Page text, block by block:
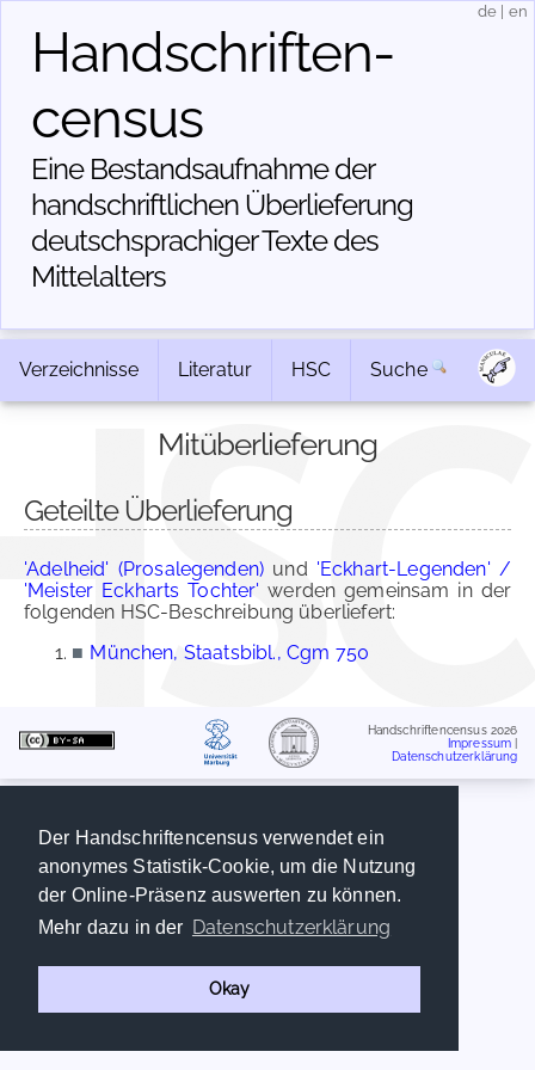
Der Handschriftencensus verwendet ein
anonymes Statistik-Cookie, um die Nutzung
der Online-Präsenz auswerten zu können.
Mehr dazu in der Datenschutzerklärung
Okay
Handschriften­
census
Eine Bestandsaufnahme der
handschriftlichen Über­lieferung
deutschsprachiger Texte des
Mittelalters
de en
Verzeichnisse Literatur HSC Suche
Mitüberlieferung
Geteilte Überlieferung
'Adelheid' (Prosalegenden) und 'Eckhart-Legenden' /
'Meister Eckharts Tochter' werden gemeinsam in der
folgenden HSC-Beschreibung überliefert:
■ München, Staatsbibl., Cgm 750
Handschriftencensus 2026
Impressum
Datenschutzerklärung